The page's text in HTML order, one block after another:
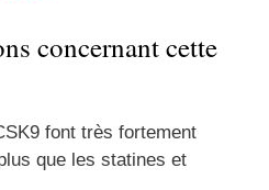
concernant cette
font très fortement
que les statines et